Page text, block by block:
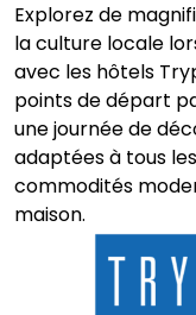
Explorez de
la culture locale
avec les hôtels
points de départ
une journée de
adaptées à tous
commodités
maison.